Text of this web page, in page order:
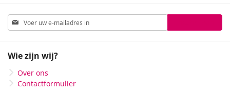
Abonneer
u
op
nieuwsbrief
Wie zijn wij?
Over ons
Contactformulier